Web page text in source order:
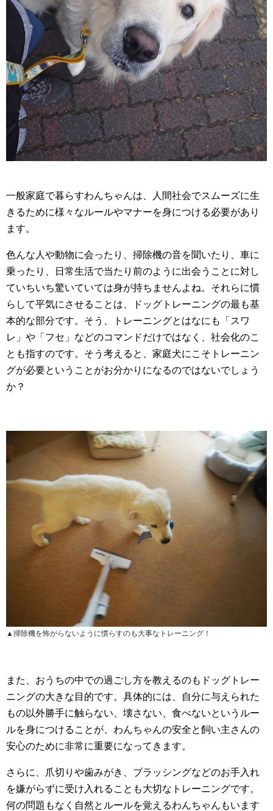
一般家庭で暮らすわんちゃんは、人間社会でスムーズに生
きるために様々なルールやマナーを身につける必要があり
ます。
色んな人や動物に会ったり、掃除機の音を聞いたり、車に
乗ったり、日常生活で当たり前のように出会うことに対し
ていちいち驚いていては身が持ちませんよね。それらに慣
らして平気にさせることは、ドッグトレーニングの最も基
本的な部分です。そう、トレーニングとはなにも「スワ
レ」や「フセ」などのコマンドだけではなく、社会化のこ
とも指すのです。そう考えると、家庭犬にこそトレーニン
グが必要ということがお分かりになるのではないでしょう
か？
▲掃除機を怖がらないように慣らすのも大事なトレーニング！
また、おうちの中での過ごし方を教えるのもドッグトレー
ニングの大きな目的です。具体的には、自分に与えられた
もの以外勝手に触らない、壊さない、食べないというルー
ルを身につけることが、わんちゃんの安全と飼い主さんの
安心のために非常に重要になってきます。
さらに、爪切りや歯みがき、ブラッシングなどのお手入れ
を嫌がらずに受け入れることも大切なトレーニングです。
何の問題もなく自然とルールを覚えるわんちゃんもいます